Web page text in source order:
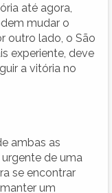
até agora,
mudar o
outro lado, o São
experiente, deve
a vitória no
ambas as
de uma
se encontrar
um